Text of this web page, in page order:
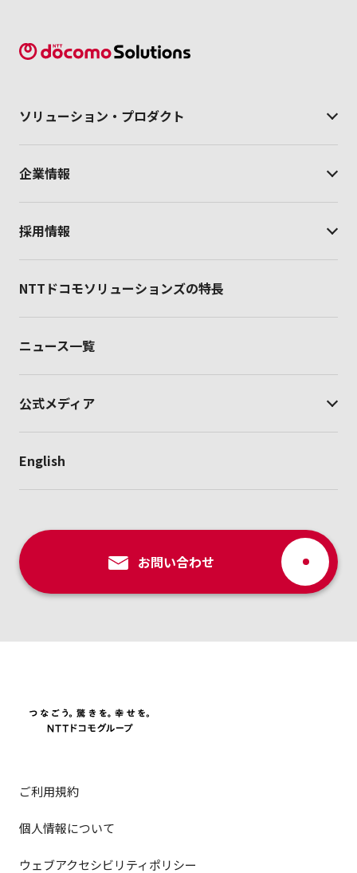
ソリューション・ プロダクト
企業情報
採用情報
NTTドコモソリューションズの特長
ニュース一覧
公式メディア
English
お問い合わせ
ご利用規約
個人情報について
ウェブアクセシビリティポリシー